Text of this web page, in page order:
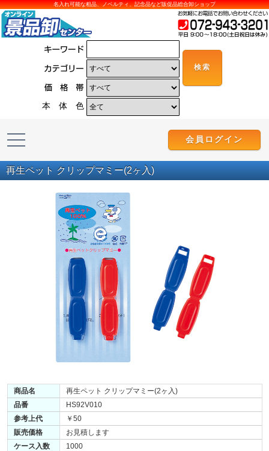
名入れ可能な粗品、ノベルティ、記念品など販促品総合卸ショップ
本 体 色
会員ログイン
再生ペット クリップマミー(2ヶ入)
商品名
再生ペット クリップマミー(2ヶ入)
品番
HS92V010
参考上代
￥50
販売価格
お見積します
ケース入数
1000